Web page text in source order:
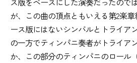
が、この曲の頂点ともいえる第2楽章
ース版にはないシンバルとトライア
の一方でティンパニ奏者がトライア
か、この部分のティンパニのロール